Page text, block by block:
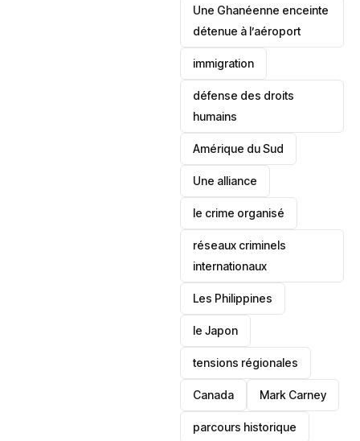
Une Ghanéenne enceinte
détenue à l’aéroport
immigration
défense des droits
humains
‎Amérique du Sud
Une alliance
le crime organisé
réseaux criminels
internationaux
‎Les Philippines
le Japon
tensions régionales
Canada Mark Carney
parcours historique